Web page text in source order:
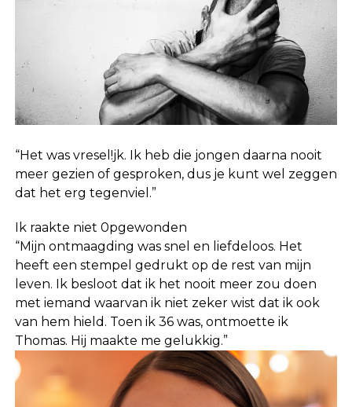
“Het was vresel!jk. Ik heb die jongen daarna nooit
meer gezien of gesproken, dus je kunt wel zeggen
dat het erg tegenviel.”
Ik raakte niet 0pgewonden
“Mijn ontmaagding was snel en liefdeloos. Het
heeft een stempel gedrukt op de rest van mijn
leven. Ik besloot dat ik het nooit meer zou doen
met iemand waarvan ik niet zeker wist dat ik ook
van hem hield. Toen ik 36 was, ontmoette ik
Thomas. Hij maakte me gelukkig.”